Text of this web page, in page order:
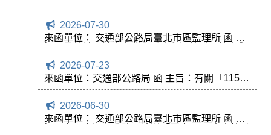
2026-07-30
來函單位： 交通部公路局臺北市區監理所 函 主
旨：函轉社團法人台灣全球商貿運籌發展協會舉
案，請轉知所屬會員踴躍報名參與，請查照。
2026-07-23
來函單位：交通部公路局 函 主旨：有關「115年
交通安全月」宣傳素材下載連結,請貴單位自行下
2026-06-30
來函單位： 交通部公路局臺北市區監理所 函 主
旨：有關交通部公路局檢送「因應0625米克拉颱